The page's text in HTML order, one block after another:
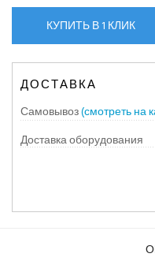
КУПИТЬ В 1 КЛИК
ДОСТАВКА
Самовывоз(смотреть на
Доставка оборудования